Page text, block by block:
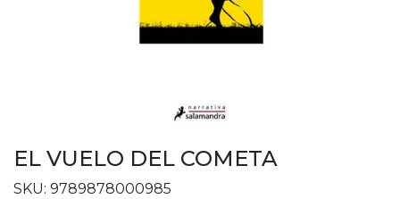
EL VUELO DEL COMETA
SKU: 9789878000985